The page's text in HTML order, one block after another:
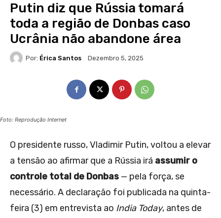
Putin diz que Rússia tomará
toda a região de Donbas caso
Ucrânia não abandone área
Por: Érica Santos Dezembro 5, 2025
Foto: Reprodução Internet
O presidente russo, Vladimir Putin, voltou a elevar
a tensão ao afirmar que a Rússia irá assumir o
controle total de Donbas — pela força, se
necessário. A declaração foi publicada na quinta-
feira (3) em entrevista ao India Today, antes de